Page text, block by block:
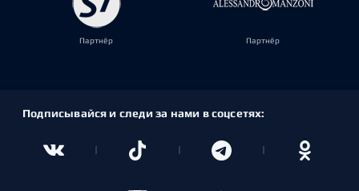
Партнёр Партнёр
Подписывайся и следи за нами в соцсетях: